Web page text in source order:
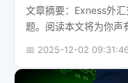
文章摘要：Exness外
题。阅读本文将为你声有核心知识。
📅 2025-12-02 09:31:46